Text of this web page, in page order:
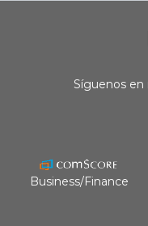
Síguenos en
Business/Finance